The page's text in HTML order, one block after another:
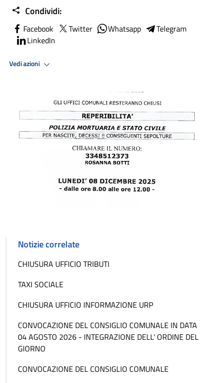
Condividi:
Facebook Twitter Whatsapp
Telegram
LinkedIn
Vedi azioni
Notizie correlate
CHIUSURA UFFICIO TRIBUTI
TAXI SOCIALE
CHIUSURA UFFICIO INFORMAZIONE URP
CONVOCAZIONE DEL CONSIGLIO COMUNALE IN DATA
04 AGOSTO 2026 - INTEGRAZIONE DELL' ORDINE DEL
GIORNO
CONVOCAZIONE DEL CONSIGLIO COMUNALE